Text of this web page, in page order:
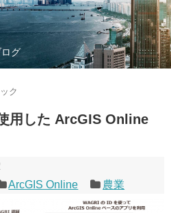
グ
ク
用した ArcGIS Online
ArcGIS Online 農業